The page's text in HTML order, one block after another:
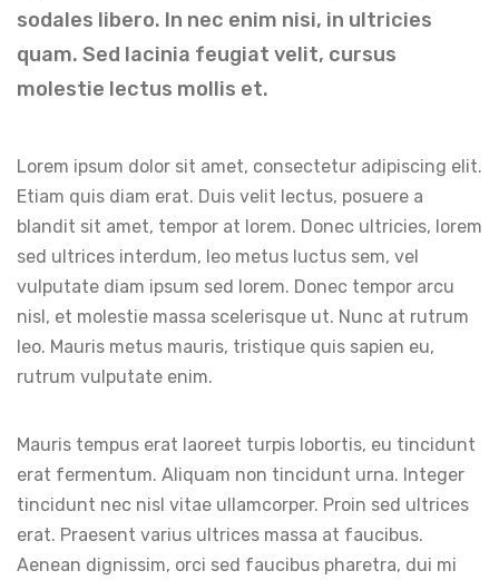
sodales libero. In nec enim nisi, in ultricies
quam. Sed lacinia feugiat velit, cursus
molestie lectus mollis et.
Lorem ipsum dolor sit amet, consectetur adipiscing elit.
Etiam quis diam erat. Duis velit lectus, posuere a
blandit sit amet, tempor at lorem. Donec ultricies, lorem
sed ultrices interdum, leo metus luctus sem, vel
vulputate diam ipsum sed lorem. Donec tempor arcu
nisl, et molestie massa scelerisque ut. Nunc at rutrum
leo. Mauris metus mauris, tristique quis sapien eu,
rutrum vulputate enim.
Mauris tempus erat laoreet turpis lobortis, eu tincidunt
erat fermentum. Aliquam non tincidunt urna. Integer
tincidunt nec nisl vitae ullamcorper. Proin sed ultrices
erat. Praesent varius ultrices massa at faucibus.
Aenean dignissim, orci sed faucibus pharetra, dui mi